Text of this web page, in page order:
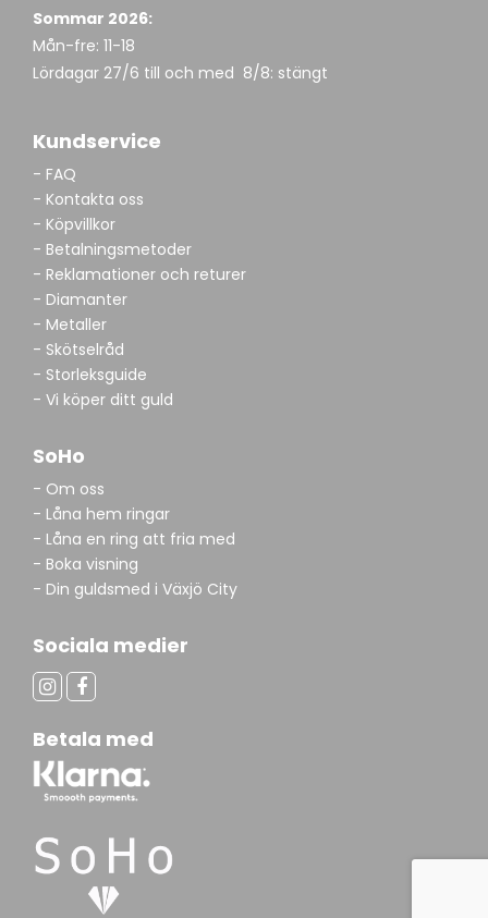
Sommar 2026:
Mån-fre: 11-18
Lördagar 27/6 till och med 8/8: stängt
Kundservice
- FAQ
- Kontakta oss
- Köpvillkor
- Betalningsmetoder
- Reklamationer och returer
- Diamanter
- Metaller
- Skötselråd
- Storleksguide
- Vi köper ditt guld
SoHo
- Om oss
- Låna hem ringar
- Låna en ring att fria med
- Boka visning
- Din guldsmed i Växjö City
Sociala medier
Betala med